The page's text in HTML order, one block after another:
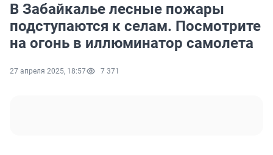
В Забайкалье лесные пожары
подступаются к селам. Посмотрите
на огонь в иллюминатор самолета
27 апреля 2025, 18:57 7 371